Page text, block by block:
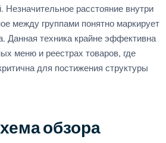
Незначительное расстояние внутри
между группами понятно маркирует
Данная техника крайне эффективна
меню и реестрах товаров, где
для постижения структуры
обзора